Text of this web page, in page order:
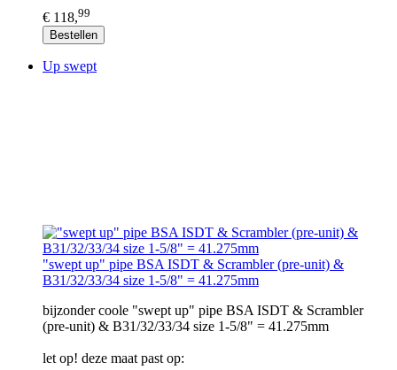
€ 118,99
Bestellen
Up swept
"swept up" pipe BSA ISDT & Scrambler (pre-unit) &
B31/32/33/34 size 1-5/8" = 41.275mm
bijzonder coole "swept up" pipe BSA ISDT & Scrambler
(pre-unit) & B31/32/33/34 size 1-5/8" = 41.275mm
let op! deze maat past op: